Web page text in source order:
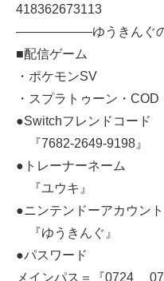
418362673113
——————ゆうきん
■配信ゲーム
・ポケモンSV
・スプラトゥーン・COD
●Switchフレンドコード
『7682-2649-9198』
●トレーナーネーム
『ユウキ』
●ニンテンドーアカウン
『ゆうきんぐ』
●パスワード
メインパス＝『0724